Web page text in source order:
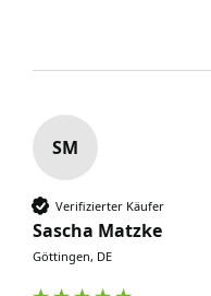
SM
Verifizierter Käufer
Sascha Matzke
Göttingen, DE